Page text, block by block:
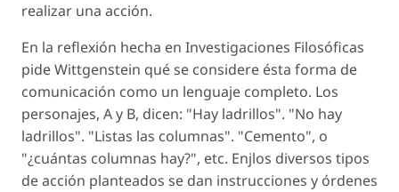
realizar una acción.
En la reflexión hecha en Investigaciones Filosóficas
pide Wittgenstein qué se considere ésta forma de
comunicación como un lenguaje completo. Los
personajes, A y B, dicen: "Hay ladrillos". "No hay
ladrillos". "Listas las columnas". "Cemento", o
"¿cuántas columnas hay?", etc. Enjlos diversos tipos
de acción planteados se dan instrucciones y órdenes